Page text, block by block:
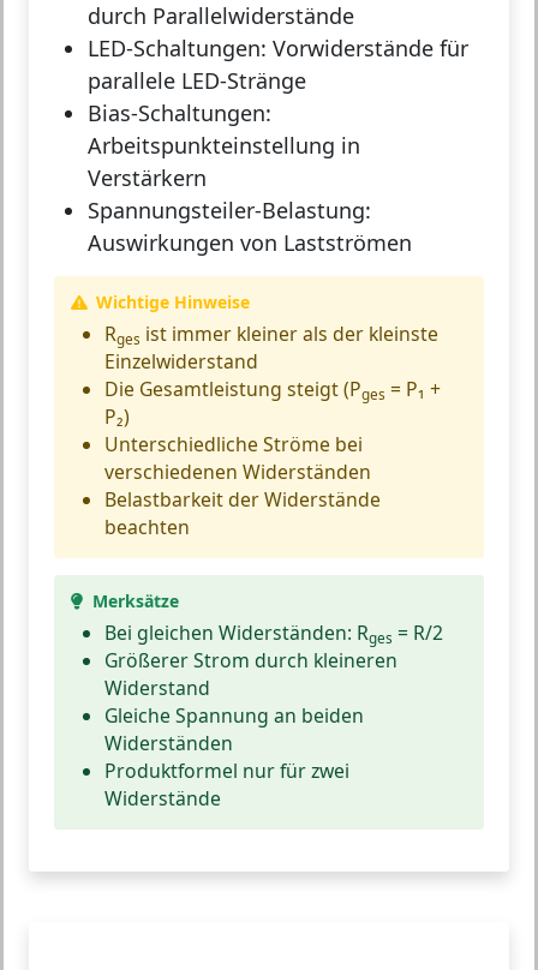
durch Parallelwiderstände
LED-Schaltungen: Vorwiderstände für
parallele LED-Stränge
Bias-Schaltungen:
Arbeitspunkteinstellung in
Verstärkern
Spannungsteiler-Belastung:
Auswirkungen von Lastströmen
Wichtige Hinweise
Rges ist immer kleiner als der kleinste
Einzelwiderstand
Die Gesamtleistung steigt (Pges = P₁ +
P₂)
Unterschiedliche Ströme bei
verschiedenen Widerständen
Belastbarkeit der Widerstände
beachten
Merksätze
Bei gleichen Widerständen: Rges = R/2
Größerer Strom durch kleineren
Widerstand
Gleiche Spannung an beiden
Widerständen
Produktformel nur für zwei
Widerstände